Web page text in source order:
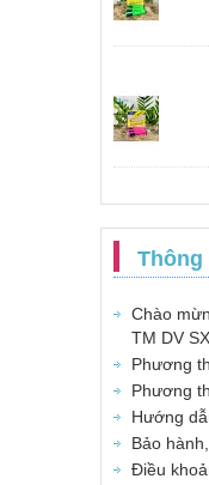
Thông
Chào
TM DV
Phương
Phương
Hướng
Bảo
Điều